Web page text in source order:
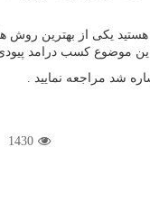
هستید یکی از
موضوع کسب درامد
شد مراجعه نمایید .
1430